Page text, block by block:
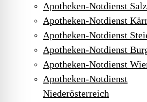
Apotheken-Notdienst
Apotheken-Notdienst
Apotheken-Notdienst
Apotheken-Notdienst
Apotheken-Notdienst
Apotheken-Notdienst
Niederösterreich